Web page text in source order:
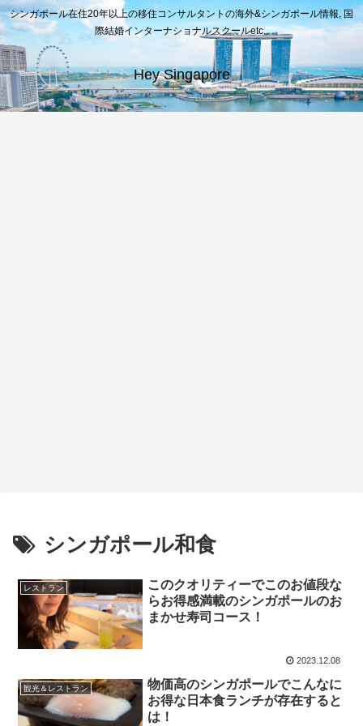
シンガポール在住20年以上の移住コンサルタントの海外&シンガポール情報, 国
際結婚インターナショナルスクールetc..
Hey Singapore
シンガポール和食
レストラン
このクオリティーでこのお値段な
らお得感満載のシンガポールのお
まかせ寿司コース！
2023.12.08
観光＆レストラン
物価高のシンガポールでこんなに
お得な日本食ランチが存在すると
は！